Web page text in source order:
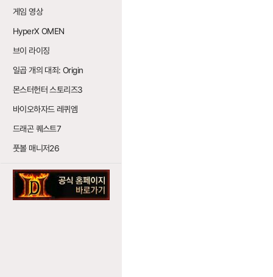
게임 영상
HyperX OMEN
브이 라이징
일곱 개의 대죄: Origin
몬스터헌터 스토리즈3
바이오하자드 레퀴엠
드래곤 퀘스트7
풋볼 매니저26